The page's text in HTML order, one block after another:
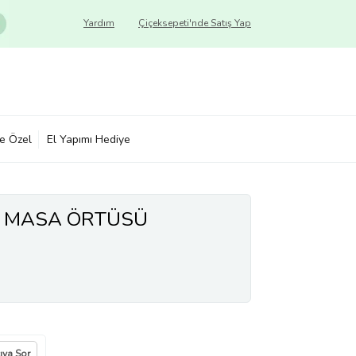
Çiçeksepeti'nde Satış Yap
Yardım
Özel El Yapımı Hediye
ÖRTÜSÜ